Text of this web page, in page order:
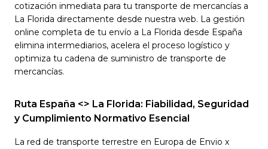
cotización inmediata para tu transporte de mercancías a
La Florida directamente desde nuestra web. La gestión
online completa de tu envío a La Florida desde España
elimina intermediarios, acelera el proceso logístico y
optimiza tu cadena de suministro de transporte de
mercancías.
Ruta España <> La Florida: Fiabilidad, Seguridad
y Cumplimiento Normativo Esencial
La red de transporte terrestre en Europa de Envio x